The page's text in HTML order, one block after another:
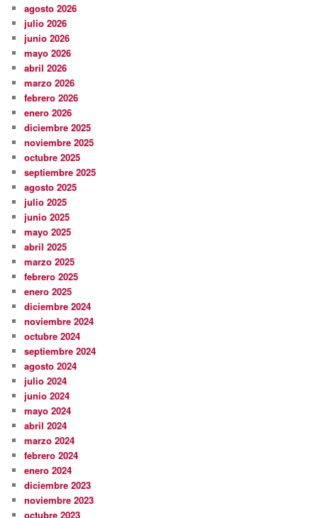
agosto 2026
julio 2026
junio 2026
mayo 2026
abril 2026
marzo 2026
febrero 2026
enero 2026
diciembre 2025
noviembre 2025
octubre 2025
septiembre 2025
agosto 2025
julio 2025
junio 2025
mayo 2025
abril 2025
marzo 2025
febrero 2025
enero 2025
diciembre 2024
noviembre 2024
octubre 2024
septiembre 2024
agosto 2024
julio 2024
junio 2024
mayo 2024
abril 2024
marzo 2024
febrero 2024
enero 2024
diciembre 2023
noviembre 2023
octubre 2023